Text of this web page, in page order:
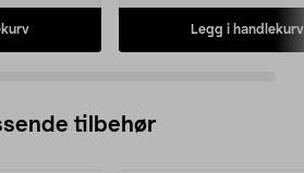
Legg i handlekurv
tilbehør